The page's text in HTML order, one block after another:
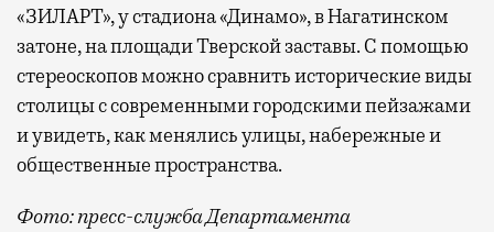
«ЗИЛАРТ», у стадиона «Динамо», в Нагатинском
затоне, на площади Тверской заставы. С помощью
стереоскопов можно сравнить исторические виды
столицы с современными городскими пейзажами
и увидеть, как менялись улицы, набережные и
общественные пространства.
Фото: пресс-служба Департамента